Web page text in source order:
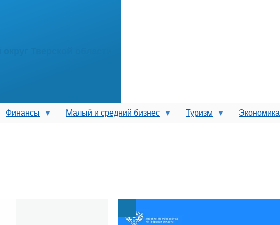
Тверской области
Финансы Малый и средний бизнес Туризм Экономика